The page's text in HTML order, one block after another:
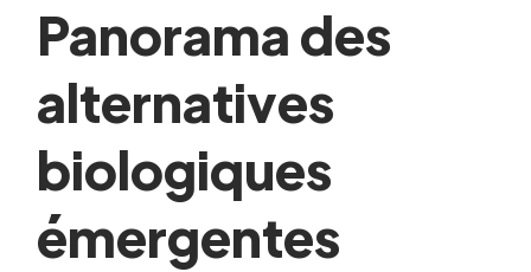
Panorama des
alternatives
biologiques
émergentes